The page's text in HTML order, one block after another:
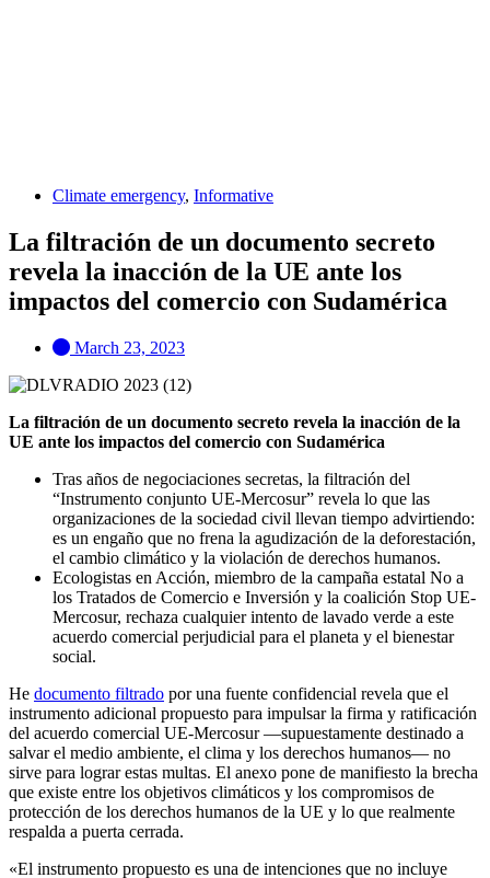
Climate emergency, Informative
La filtración de un documento secreto
revela la inacción de la UE ante los
impactos del comercio con Sudamérica
March 23, 2023
La filtración de un documento secreto revela la inacción de la
UE ante los impactos del comercio con Sudamérica
Tras años de negociaciones secretas, la filtración del
“Instrumento conjunto UE-Mercosur” revela lo que las
organizaciones de la sociedad civil llevan tiempo advirtiendo:
es un engaño que no frena la agudización de la deforestación,
el cambio climático y la violación de derechos humanos.
Ecologistas en Acción, miembro de la campaña estatal No a
los Tratados de Comercio e Inversión y la coalición Stop UE-
Mercosur, rechaza cualquier intento de lavado verde a este
acuerdo comercial perjudicial para el planeta y el bienestar
social.
He documento filtrado por una fuente confidencial revela que el
instrumento adicional propuesto para impulsar la firma y ratificación
del acuerdo comercial UE-Mercosur —supuestamente destinado a
salvar el medio ambiente, el clima y los derechos humanos— no
sirve para lograr estas multas. El anexo pone de manifiesto la brecha
que existe entre los objetivos climáticos y los compromisos de
protección de los derechos humanos de la UE y lo que realmente
respalda a puerta cerrada.
«El instrumento propuesto es una de intenciones que no incluye